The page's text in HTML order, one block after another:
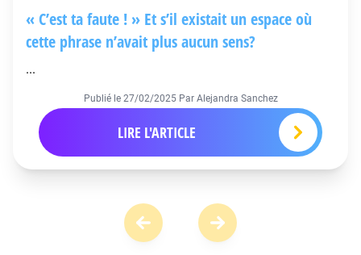
« C’est ta faute ! » Et s’il existait un espace où
cette phrase n’avait plus aucun sens?
...
Publié le 27/02/2025 Par Alejandra Sanchez
LIRE L'ARTICLE